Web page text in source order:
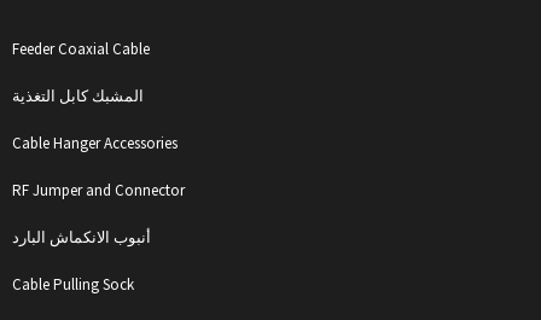
Feeder Coaxial Cable
المشبك كابل التغذية
Cable Hanger Accessories
RF Jumper and Connector
أنبوب الانكماش البارد
Cable Pulling Sock